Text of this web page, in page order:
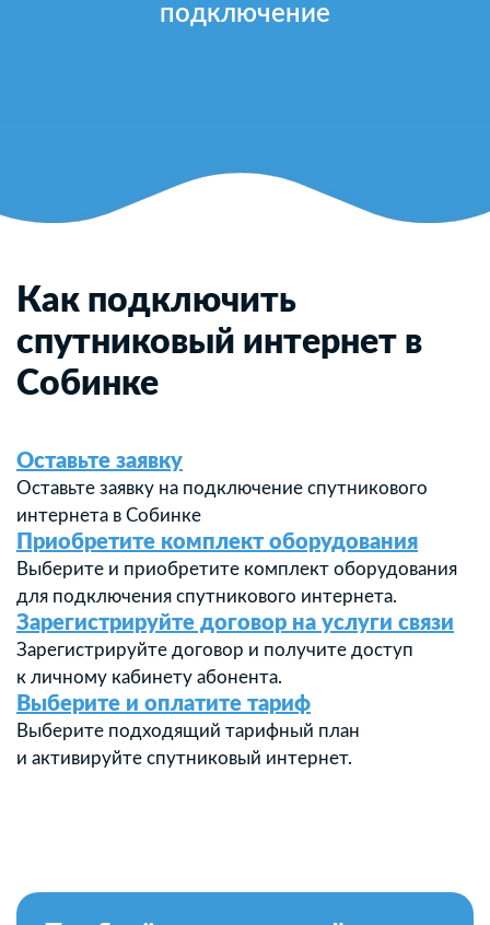
подключение
Как подключить
спутниковый интернет в
Собинке
Оставьте заявку
Оставьте заявку на подключение спутникового
интернета в Собинке
Приобретите комплект оборудования
Выберите и приобретите комплект оборудования
для подключения спутникового интернета.
Зарегистрируйте договор на услуги связи
Зарегистрируйте договор и получите доступ
к личному кабинету абонента.
Выберите и оплатите тариф
Выберите подходящий тарифный план
и активируйте спутниковый интернет.